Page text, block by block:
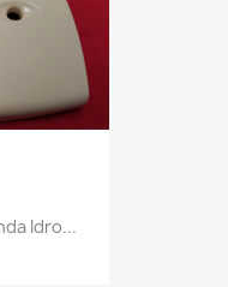
Idro...